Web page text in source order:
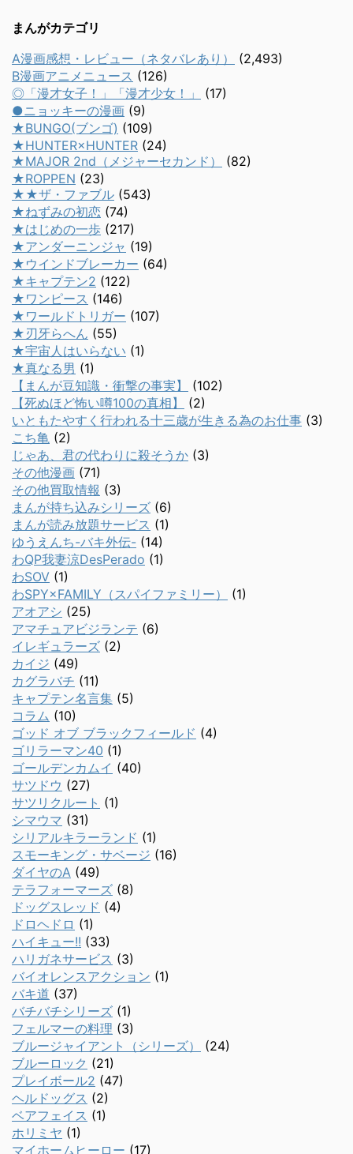
まんがカテゴリ
A漫画感想・レビュー（ネタバレあり）
(2,493)
B漫画アニメニュース (126)
◎「漫才女子！」「漫才少女！」
(17)
●ニョッキーの漫画 (9)
★BUNGO(ブンゴ) (109)
★HUNTER×HUNTER (24)
★MAJOR 2nd（メジャーセカンド）
(82)
★ROPPEN (23)
★★ザ・ファブル (543)
★ねずみの初恋 (74)
★はじめの一歩 (217)
★アンダーニンジャ (19)
★ウインドブレーカー (64)
★キャプテン2 (122)
★ワンピース (146)
★ワールドトリガー (107)
★刃牙らへん (55)
★宇宙人はいらない (1)
★真なる男 (1)
【まんが豆知識・衝撃の事実】
(102)
【死ぬほど怖い噂100の真相】
(2)
いともたやすく行われる十三歳が生きる為のお仕事 (3)
こち亀 (2)
じゃあ、君の代わりに殺そうか (3)
その他漫画 (71)
その他買取情報 (3)
まんが持ち込みシリーズ (6)
まんが読み放題サービス (1)
ゆうえんち-バキ外伝- (14)
わQP我妻涼DesPerado (1)
わSOV (1)
わSPY×FAMILY（スパイファミリー）
(1)
アオアシ (25)
アマチュアビジランテ (6)
イレギュラーズ (2)
カイジ (49)
カグラバチ (11)
キャプテン名言集 (5)
コラム (10)
ゴッド オブ ブラックフィールド (4)
ゴリラーマン40 (1)
ゴールデンカムイ (40)
サツドウ (27)
サツリクルート (1)
シマウマ (31)
シリアルキラーランド (1)
スモーキング・サベージ (16)
ダイヤのA (49)
テラフォーマーズ (8)
ドッグスレッド (4)
ドロヘドロ (1)
ハイキュー!! (33)
ハリガネサービス (3)
バイオレンスアクション (1)
バキ道 (37)
バチバチシリーズ (1)
フェルマーの料理 (3)
ブルージャイアント（シリーズ）
(24)
ブルーロック (21)
プレイボール2 (47)
ヘルドッグス (2)
ベアフェイス (1)
ホリミヤ (1)
マイホームヒーロー (17)